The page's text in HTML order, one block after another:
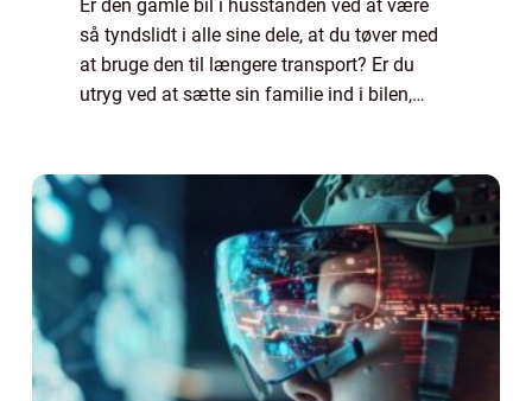
Er den gamle bil i husstanden ved at være
så tyndslidt i alle sine dele, at du tøver med
at bruge den til længere transport? Er du
utryg ved at sætte sin familie ind i bilen,